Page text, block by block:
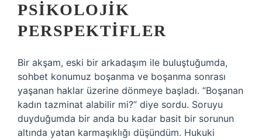
PSIKOLOJIK
PERSPEKTIFLER
Bir akşam, eski bir arkadaşım ile buluştuğumda,
sohbet konumuz boşanma ve boşanma sonrası
yaşanan haklar üzerine dönmeye başladı. “Boşanan
kadın tazminat alabilir mi?” diye sordu. Soruyu
duyduğumda bir anda bu kadar basit bir sorunun
altında yatan karmaşıklığı düşündüm. Hukuki